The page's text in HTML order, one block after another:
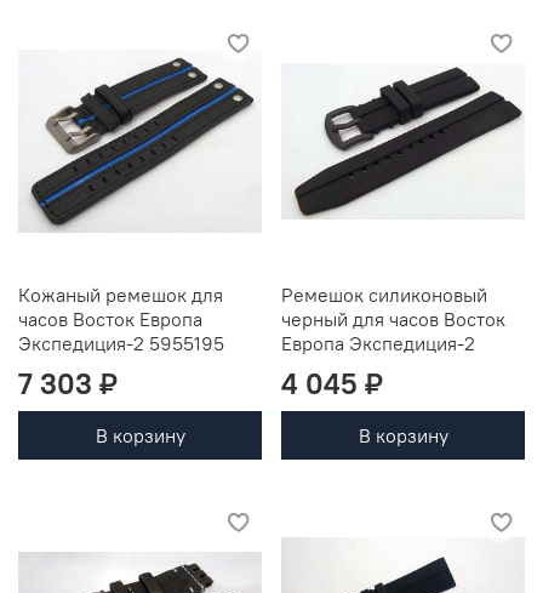
Кожаный ремешок для
часов Восток Европа
Экспедиция-2 5955195
7 303 ₽
В корзину
Ремешок силиконовый
черный для часов Восток
Европа Экспедиция-2
4 045 ₽
В корзину